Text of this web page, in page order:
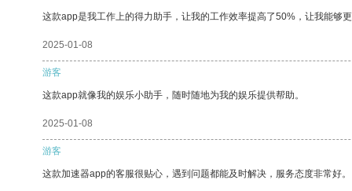
这款app是我工作上的得力助手，让我的工作效率提高了50%，让我能够更
2025-01-08
游客
这款app就像我的娱乐小助手，随时随地为我的娱乐提供帮助。
2025-01-08
游客
这款加速器app的客服很贴心，遇到问题都能及时解决，服务态度非常好。